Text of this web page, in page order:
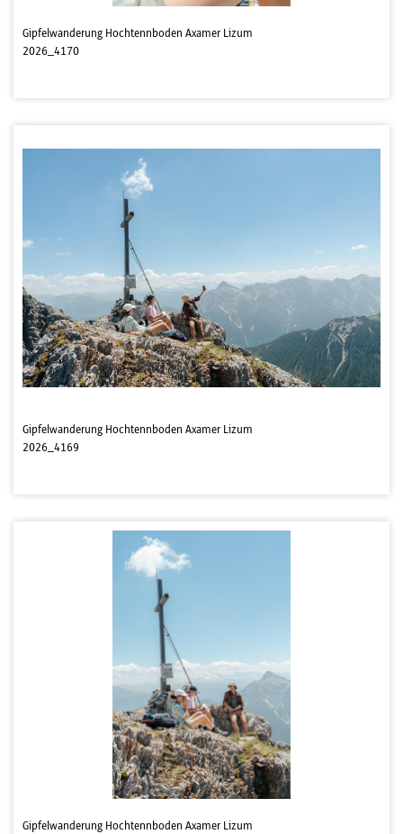
Gipfelwanderung Hochtennboden Axamer Lizum
2026_4170
Gipfelwanderung Hochtennboden Axamer Lizum
2026_4169
Gipfelwanderung Hochtennboden Axamer Lizum